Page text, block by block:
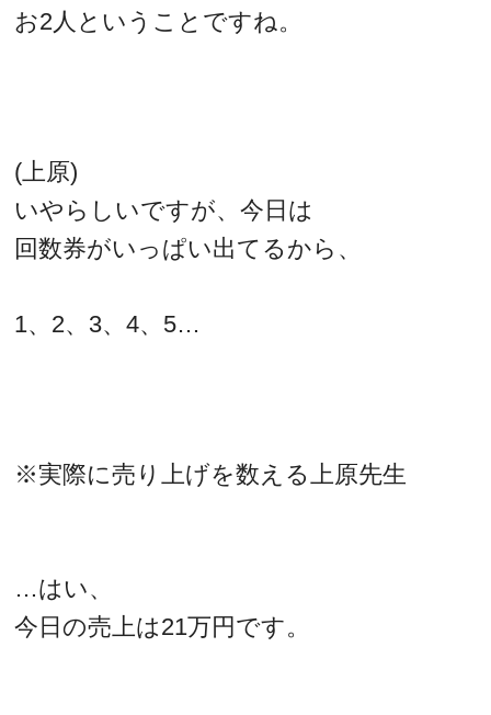
お2人ということですね。
(上原)
いやらしいですが、今日は
回数券がいっぱい出てるから、
1、2、3、4、5…
※実際に売り上げを数える上原先生
…はい、
今日の売上は21万円です。